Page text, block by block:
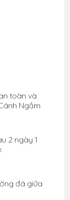
toàn và
Ngầm
2 ngày 1
đá giữa